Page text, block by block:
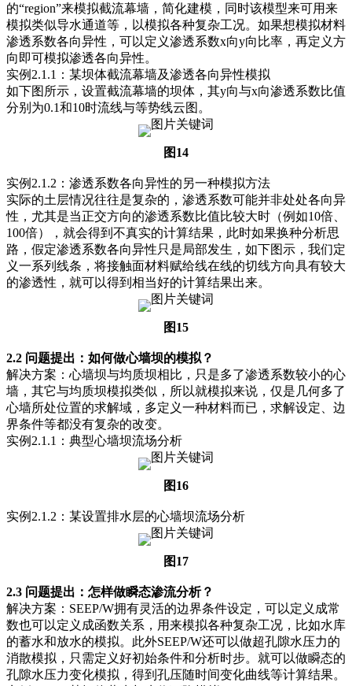
的“region”来模拟截流幕墙，简化建模，同时该模型来可用来
模拟类似导水通道等，以模拟各种复杂工况。如果想模拟材料
渗透系数各向异性，可以定义渗透系数x向y向比率，再定义方
向即可模拟渗透各向异性。
实例2.1.1：某坝体截流幕墙及渗透各向异性模拟
如下图所示，设置截流幕墙的坝体，其y向与x向渗透系数比值
分别为0.1和10时流线与等势线云图。
图14
实例2.1.2：渗透系数各向异性的另一种模拟方法
实际的土层情况往往是复杂的，渗透系数可能并非处处各向异
性，尤其是当正交方向的渗透系数比值比较大时（例如10倍、
100倍），就会得到不真实的计算结果，此时如果换种分析思
路，假定渗透系数各向异性只是局部发生，如下图示，我们定
义一系列线条，将接触面材料赋给线在线的切线方向具有较大
的渗透性，就可以得到相当好的计算结果出来。
图15
2.2 问题提出：如何做心墙坝的模拟？
解决方案：心墙坝与均质坝相比，只是多了渗透系数较小的心
墙，其它与均质坝模拟类似，所以就模拟来说，仅是几何多了
心墙所处位置的求解域，多定义一种材料而已，求解设定、边
界条件等都没有复杂的改变。
实例2.1.1：典型心墙坝流场分析
图16
实例2.1.2：某设置排水层的心墙坝流场分析
图17
2.3 问题提出：怎样做瞬态渗流分析？
解决方案：SEEP/W拥有灵活的边界条件设定，可以定义成常
数也可以定义成函数关系，用来模拟各种复杂工况，比如水库
的蓄水和放水的模拟。此外SEEP/W还可以做超孔隙水压力的
消散模拟，只需定义好初始条件和分析时步。就可以做瞬态的
孔隙水压力变化模拟，得到孔压随时间变化曲线等计算结果。